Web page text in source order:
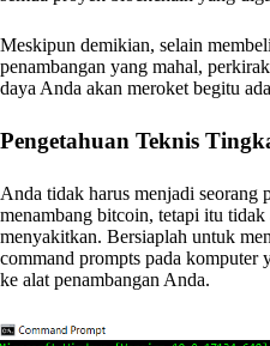
Meskipun demikian, selain
penambangan yang mahal,
daya Anda akan meroket begitu
Pengetahuan Teknis
Anda tidak harus menjadi seorang
menambang bitcoin, tetapi itu tidak
menyakitkan. Bersiaplah untuk
command prompts pada komputer
ke alat penambangan Anda.